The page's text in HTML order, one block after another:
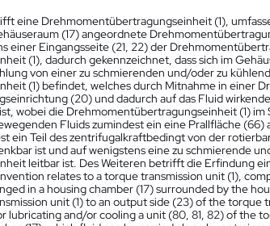
eine Drehmomentübertragungseinheit (1),
(17) angeordnete
einer Eingangsseite (21, 22) der
(1), dadurch gekennzeichnet, dass sich im
von einer zu schmierenden und/oder zu
(1) befindet, welches durch Mitnahme in einer
(20) und dadurch auf das Fluid
wobei die Drehmomentübertragungseinheit (1) im
Fluids zumindest ein eine Prallfläche
ein Teil des zentrifugalkraftbedingt von der
ist und auf wenigstens eine zu schmierende
leitbar ist. Des Weiteren betrifft die Erfindung
relates to a torque transmission unit (1),
in a housing chamber (17) surrounded by the
unit (1) to an output side (23) of the torque
lubricating and/or cooling a unit (80, 81, 82) of the